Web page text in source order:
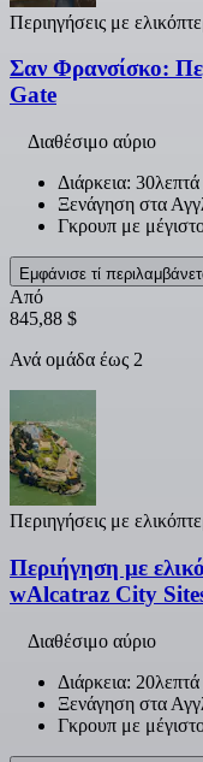
Περιηγήσεις με
Σαν Φρανσίσκο:
Gate
Διαθέσιμο αύριο
Διάρκεια: 30λεπτά
Ξενάγηση στα
Γκρουπ με
Εμφάνισε τί
Από
845,88 $
Ανά ομάδα έως 2
Περιηγήσεις με
Περιήγηση με
wAlcatraz City
Διαθέσιμο αύριο
Διάρκεια: 20λεπτά
Ξενάγηση στα
Γκρουπ με